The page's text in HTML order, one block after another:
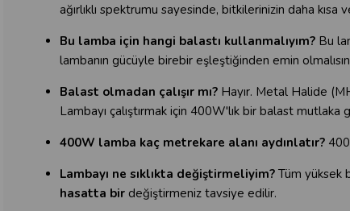
ağırlıklı spektrumu sayesinde, bitkilerinizin daha kısa
Bu lamba için hangi balastı kullanmalıyım? Bu
lambanın gücüyle birebir eşleştiğinden emin
Balast olmadan çalışır mı?Hayır. Metal Halide
Lambayı çalıştırmak için 400W'lık bir balast mutlaka
400W lamba kaç metrekare alanı aydınlatır?
Lambayı ne sıklıkta değiştirmeliyim?Tüm yüksek
hasatta birdeğiştirmeniz tavsiye edilir.